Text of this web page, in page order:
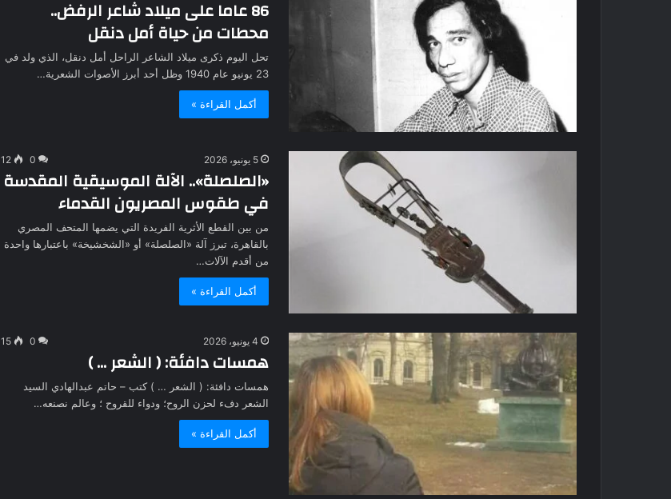
86 عاما على ميلاد شاعر الرفض..
محطات من حياة أمل دنقل
تحل اليوم ذكرى ميلاد الشاعر الراحل أمل دنقل، الذي ولد في
23 يونيو عام 1940 وظل أحد أبرز الأصوات الشعرية…
أكمل القراءة »
5 يونيو، 2026 0
12
«الصلصلة».. الآلة الموسيقية المقدسة
في طقوس المصريون القدماء
من بين القطع الأثرية الفريدة التي يضمها المتحف المصري
بالقاهرة، تبرز آلة «الصلصلة» أو «الشخشيخة» باعتبارها واحدة
من أقدم الآلات…
أكمل القراءة »
4 يونيو، 2026 0
15
همسات دافئة: ( الشعر … )
همسات دافئة: ( الشعر … ) كتب – حاتم عبدالهادي السيد
الشعر دفء لحزن الروح؛ ودواء للقروح ؛ وعالم نصنعه…
أكمل القراءة »